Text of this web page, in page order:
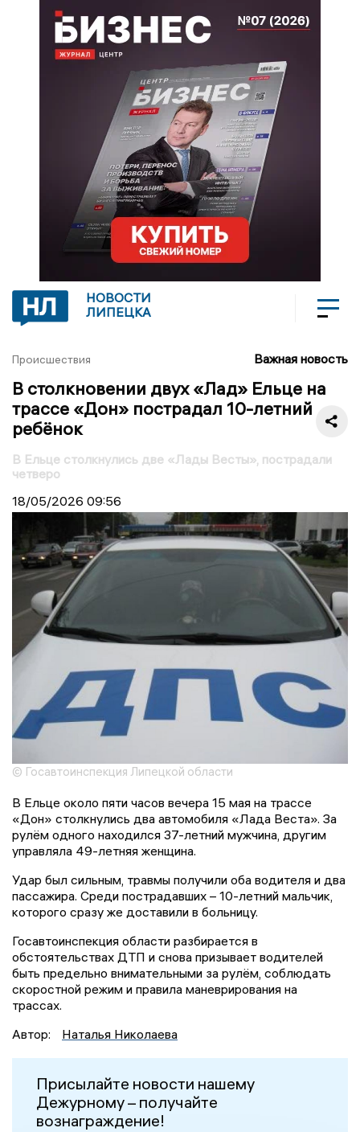
НОВОСТИ
ЛИПЕЦКА
Происшествия Важная новость
В столкновении двух «Лад» Ельце на
трассе «Дон» пострадал 10-летний
ребёнок
В Ельце столкнулись две «Лады Весты», пострадали
четверо
18/05/2026 09:56
© Госавтоинспекция Липецкой области
В Ельце около пяти часов вечера 15 мая на трассе
«Дон» столкнулись два автомобиля «Лада Веста». За
рулём одного находился 37-летний мужчина, другим
управляла 49-летняя женщина.
Удар был сильным, травмы получили оба водителя и два
пассажира. Среди пострадавших – 10-летний мальчик,
которого сразу же доставили в больницу.
Госавтоинспекция области разбирается в
обстоятельствах ДТП и снова призывает водителей
быть предельно внимательными за рулём, соблюдать
скоростной режим и правила маневрирования на
трассах.
Автор:
Наталья Николаева
Присылайте новости нашему
Дежурному – получайте
вознаграждение!